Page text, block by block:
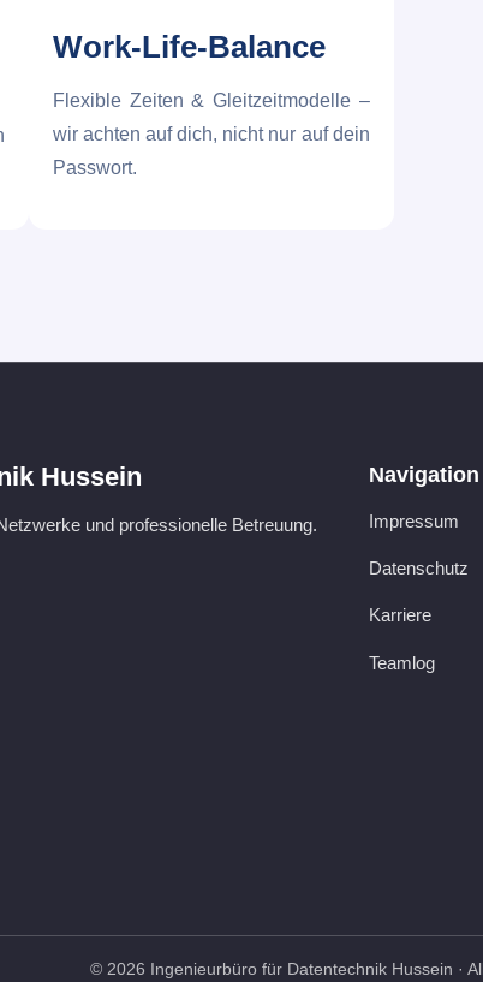
Work-Life-Balance
Flexible Zeiten & Gleitzeitmodelle –
wir achten auf dich, nicht nur auf dein
Passwort.
Hussein
und professionelle Betreuung.
Navigation
Impressum
Datenschutz
Karriere
Teamlog
© 2026 Ingenieurbüro für Datentechnik Hussein ·